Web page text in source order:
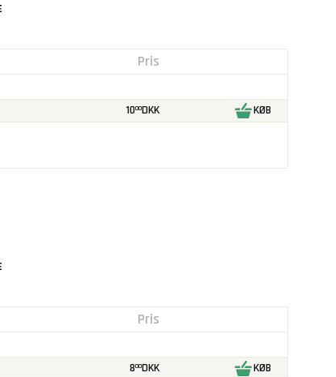
Pris
1000DKK KØB
Pris
800DKK KØB